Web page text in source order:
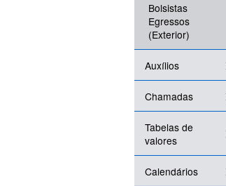
Bolsistas
Egressos
(Exterior)
Auxílios
Chamadas
Tabelas de
valores
Calendários